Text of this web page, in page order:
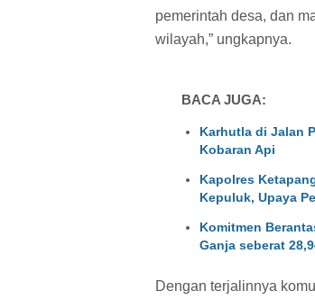
pemerintah desa, dan
wilayah,” ungkapnya.
BACA JUGA:
Karhutla di Jalan
Kobaran Api
Kapolres
Kepuluk, Upaya
Komitmen
Ganja seberat
Dengan terjalinnya